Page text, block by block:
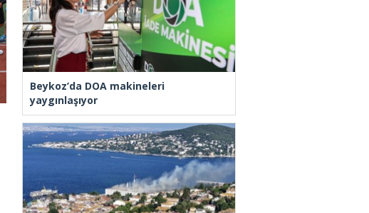
Beykoz’da DOA makineleri
yaygınlaşıyor